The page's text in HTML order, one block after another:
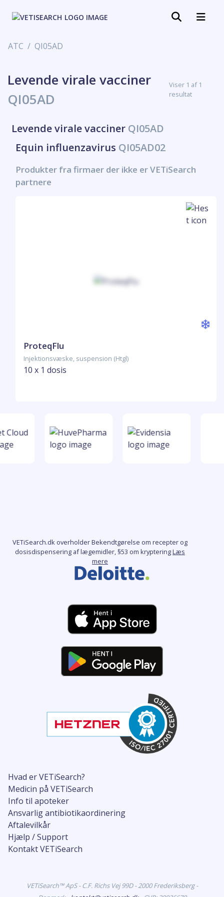
ATC QI05AD
Levende virale vacciner
QI05AD
Viser 1 af 1
resultat
Levende virale vacciner QI05AD
Equin influenzavirus QI05AD02
Produkter fra firmaer der ikke er VETiSearch
partnere
ProteqFlu
Injektionsvæske, suspension (Htgl)
10 x 1 dosis
Hvad er VETiSearch?
Medicin på VETiSearch
Info til apoteker
Ansvarlig antibiotikaordinering
Aftalevilkår
Hjælp / Support
Kontakt VETiSearch
VETiSearch.dk overholder Bekendtgørelse om recepter og
dosisdispensering af lægemidler, §53 om krypteringLæs
mere
VETiSearch™ ApS - C.F. Richs Vej 99D - 2000 Frederiksberg -